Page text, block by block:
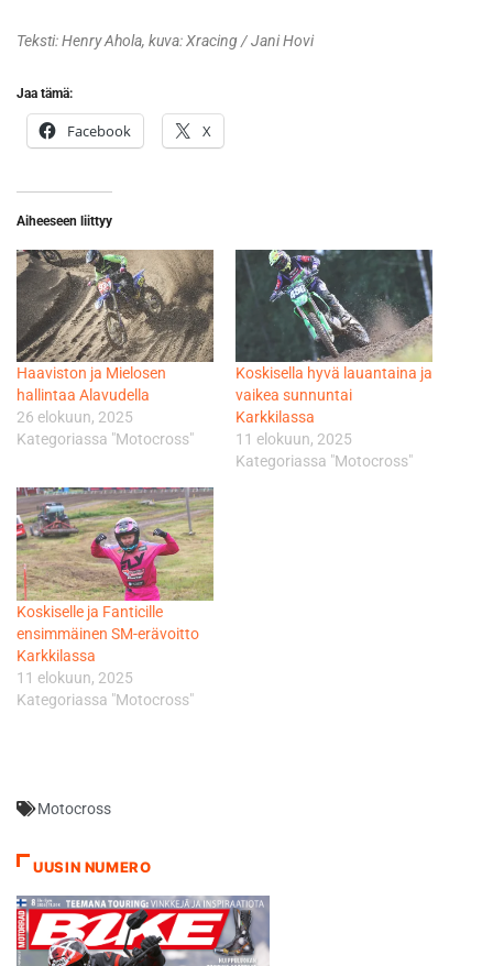
Teksti: Henry Ahola, kuva: Xracing / Jani Hovi
Jaa tämä:
Facebook X
Aiheeseen liittyy
Haaviston ja Mielosen
hallintaa Alavudella
26 elokuun, 2025
Kategoriassa "Motocross"
Koskisella hyvä lauantaina ja
vaikea sunnuntai
Karkkilassa
11 elokuun, 2025
Kategoriassa "Motocross"
Koskiselle ja Fanticille
ensimmäinen SM-erävoitto
Karkkilassa
11 elokuun, 2025
Kategoriassa "Motocross"
Motocross
UUSIN NUMERO